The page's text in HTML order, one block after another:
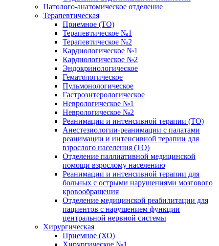
Патолого-анатомическое отделение
Терапевтическая
Приемное (ТО)
Терапевтическое №1
Терапевтическое №2
Кардиологическое №1
Кардиологическое №2
Эндокринологическое
Гематологическое
Пульмонологическое
Гастроэнтерологическое
Неврологическое №1
Неврологическое №2
Реанимации и интенсивной терапии (ТО)
Анестезиологии-реанимации с палатами
реанимации и интенсивной терапии для
взрослого населения (ТО)
Отделение паллиативной медицинской
помощи взрослому населению
Реанимации и интенсивной терапии для
больных с острыми нарушениями мозгового
кровообращения
Отделение медицинской реабилитации для
пациентов с нарушением функции
центральной нервной системы
Хирургическая
Приемное (ХО)
Хирургическое №1